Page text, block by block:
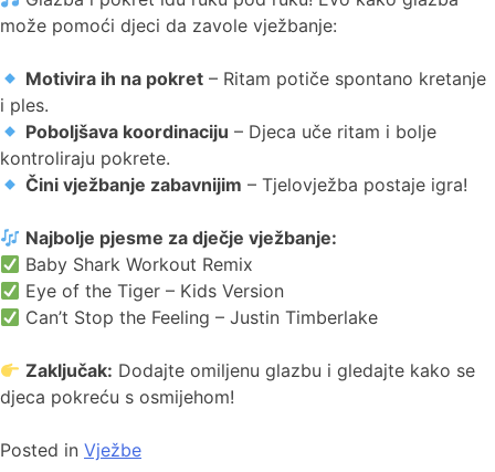
može pomoći djeci da zavole vježbanje:
Motivira ih na pokret – Ritam potiče spontano kretanje
i ples.
Poboljšava koordinaciju – Djeca uče ritam i bolje
kontroliraju pokrete.
Čini vježbanje zabavnijim – Tjelovježba postaje igra!
Najbolje pjesme za dječje vježbanje:
Baby Shark Workout Remix
Eye of the Tiger – Kids Version
Can’t Stop the Feeling – Justin Timberlake
Zaključak: Dodajte omiljenu glazbu i gledajte kako se
djeca pokreću s osmijehom!
Posted in Vježbe